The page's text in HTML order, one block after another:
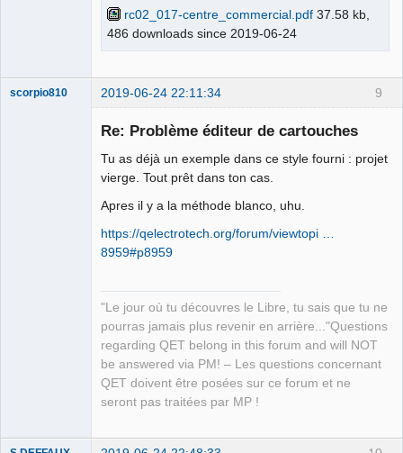
rc02_017-centre_commercial.pdf 37.58 kb,
486 downloads since 2019-06-24
9
scorpio810 2019-06-24 22:11:34
Re: Problème éditeur de cartouches
Tu as déjà un exemple dans ce style fourni : projet
vierge. Tout prêt dans ton cas.
Apres il y a la méthode blanco, uhu.
https://qelectrotech.org/forum/viewtopi …
8959#p8959
"Le jour où tu découvres le Libre, tu sais que tu ne
pourras jamais plus revenir en arrière..."Questions
regarding QET belong in this forum and will NOT
be answered via PM! – Les questions concernant
QET doivent être posées sur ce forum et ne
seront pas traitées par MP !